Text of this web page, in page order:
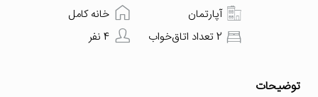
خانه کامل
آپارتمان
4 نفر
2 تعداد اتاق‌خواب
توضیحات